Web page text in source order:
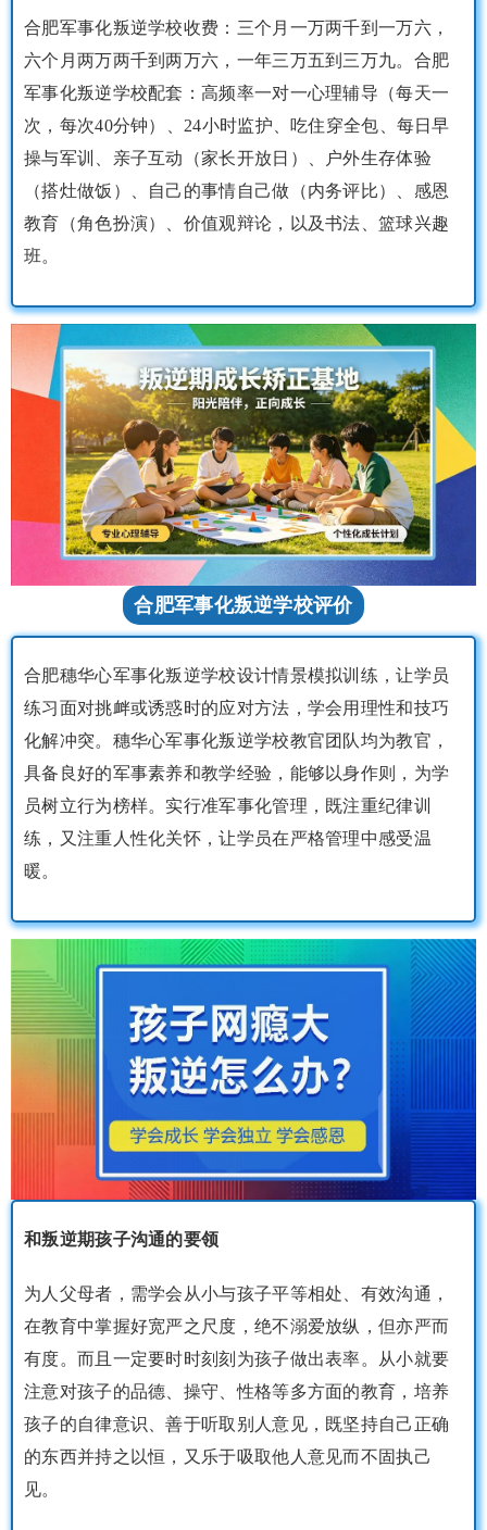
合肥军事化叛逆学校收费：三个月一万两千到一万六，
六个月两万两千到两万六，一年三万五到三万九。合肥
军事化叛逆学校配套：高频率一对一心理辅导（每天一
次，每次40分钟）、24小时监护、吃住穿全包、每日早
操与军训、亲子互动（家长开放日）、户外生存体验
（搭灶做饭）、自己的事情自己做（内务评比）、感恩
教育（角色扮演）、价值观辩论，以及书法、篮球兴趣
班。
合肥军事化叛逆学校评价
合肥穗华心军事化叛逆学校设计情景模拟训练，让学员
练习面对挑衅或诱惑时的应对方法，学会用理性和技巧
化解冲突。穗华心军事化叛逆学校教官团队均为教官，
具备良好的军事素养和教学经验，能够以身作则，为学
员树立行为榜样。实行准军事化管理，既注重纪律训
练，又注重人性化关怀，让学员在严格管理中感受温
暖。
和叛逆期孩子沟通的要领
为人父母者，需学会从小与孩子平等相处、有效沟通，
在教育中掌握好宽严之尺度，绝不溺爱放纵，但亦严而
有度。而且一定要时时刻刻为孩子做出表率。从小就要
注意对孩子的品德、操守、性格等多方面的教育，培养
孩子的自律意识、善于听取别人意见，既坚持自己正确
的东西并持之以恒，又乐于吸取他人意见而不固执己
见。